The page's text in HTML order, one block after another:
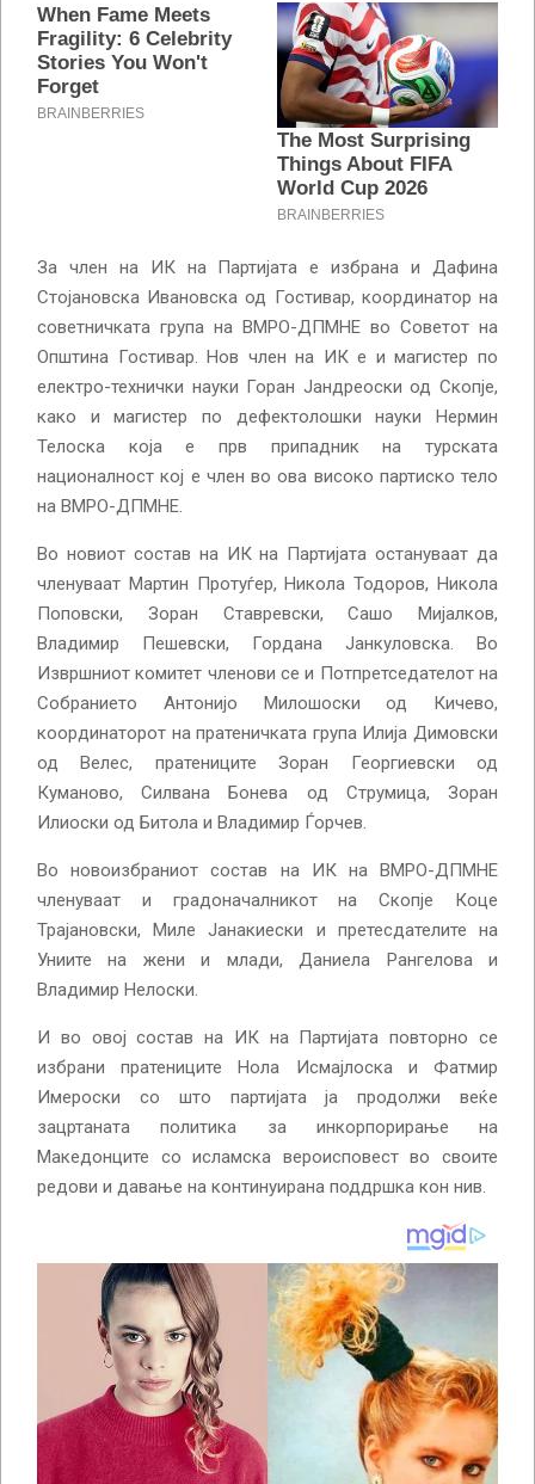
За член на ИК на Партијата е избрана и Дафина
Стојановска Ивановска од Гостивар, координатор на
советничката група на ВМРО-ДПМНЕ во Советот на
Општина Гостивар. Нов член на ИК е и магистер по
електро-технички науки Горан Јандреоски од Скопје,
како и магистер по дефектолошки науки Нермин
Телоска која е прв припадник на турската
националност кој е член во ова високо партиско тело
на ВМРО-ДПМНЕ.
Во новиот состав на ИК на Партијата остануваат да
членуваат Мартин Протуѓер, Никола Тодоров, Никола
Поповски, Зоран Ставревски, Сашо Мијалков,
Владимир Пешевски, Гордана Јанкуловска. Во
Извршниот комитет членови се и Потпретседателот на
Собранието Антонијо Милошоски од Кичево,
координаторот на пратеничката група Илија Димовски
од Велес, пратениците Зоран Георгиевски од
Куманово, Силвана Бонева од Струмица, Зоран
Илиоски од Битола и Владимир Ѓорчев.
Во новоизбраниот состав на ИК на ВМРО-ДПМНЕ
членуваат и градоначалникот на Скопје Коце
Трајановски, Миле Јанакиески и претесдателите на
Униите на жени и млади, Даниела Рангелова и
Владимир Нелоски.
И во овој состав на ИК на Партијата повторно се
избрани пратениците Нола Исмајлоска и Фатмир
Имероски со што партијата ја продолжи веќе
зацртаната политика за инкорпорирање на
Македонците со исламска вероисповест во своите
редови и давање на континуирана поддршка кон нив.